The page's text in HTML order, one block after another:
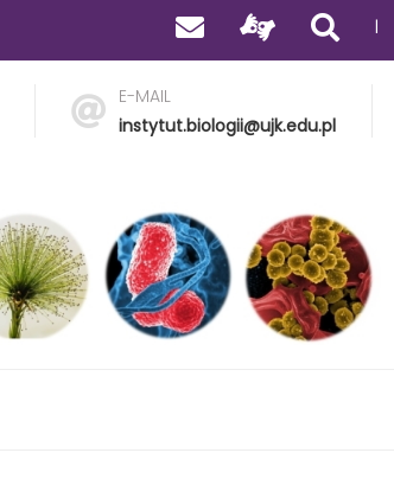
|
E-MAIL
instytut.biologii@ujk.edu.pl